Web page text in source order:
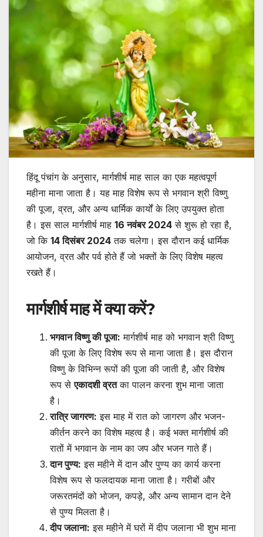
हिंदू पंचांग के अनुसार, मार्गशीर्ष माह साल का एक महत्वपूर्ण
महीना माना जाता है। यह माह विशेष रूप से भगवान श्री विष्णु
की पूजा, व्रत, और अन्य धार्मिक कार्यों के लिए उपयुक्त होता
है। इस साल मार्गशीर्ष माह 16 नवंबर 2024 से शुरू हो रहा है,
जो कि 14 दिसंबर 2024 तक चलेगा। इस दौरान कई धार्मिक
आयोजन, व्रत और पर्व होते हैं जो भक्तों के लिए विशेष महत्व
रखते हैं।
मार्गशीर्ष माह में क्या करें?
भगवान विष्णु की पूजा: मार्गशीर्ष माह को भगवान श्री विष्णु
की पूजा के लिए विशेष रूप से माना जाता है। इस दौरान
विष्णु के विभिन्न रूपों की पूजा की जाती है, और विशेष
रूप सेएकादशी व्रतका पालन करना शुभ माना जाता
है।
रात्रि जागरण: इस माह में रात को जागरण और भजन-
कीर्तन करने का विशेष महत्व है। कई भक्त मार्गशीर्ष की
रातों में भगवान के नाम का जप और भजन गाते हैं।
दान पुण्य: इस महीने में दान और पुण्य का कार्य करना
विशेष रूप से फलदायक माना जाता है। गरीबों और
जरूरतमंदों को भोजन, कपड़े, और अन्य सामान दान देने
से पुण्य मिलता है।
दीप जलाना: इस महीने में घरों में दीप जलाना भी शुभ माना